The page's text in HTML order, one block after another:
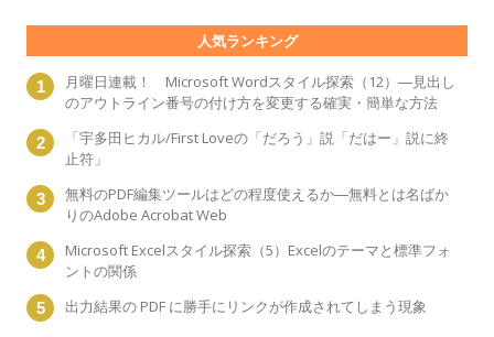
人気ランキング
月曜日連載！ Microsoft Wordスタイル探索（12）―見出し
のアウトライン番号の付け方を変更する確実・簡単な方法
「宇多田ヒカル/First Loveの「だろう」説「だはー」説に終
止符」
無料のPDF編集ツールはどの程度使えるか―無料とは名ばか
りのAdobe Acrobat Web
Microsoft Excelスタイル探索（5）Excelのテーマと標準フォ
ントの関係
出力結果の PDF に勝手にリンクが作成されてしまう現象